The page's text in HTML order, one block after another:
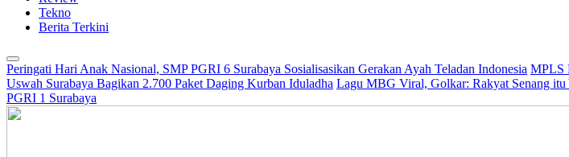
Tekno
Berita Terkini
Peringati Hari Anak Nasional, SMP PGRI 6 Surabaya Sosialisasikan Gerakan Ayah Teladan Indonesia MPLS
Uswah Surabaya Bagikan 2.700 Paket Daging Kurban Iduladha Lagu MBG Viral, Golkar: Rakyat Senang itu
PGRI 1 Surabaya